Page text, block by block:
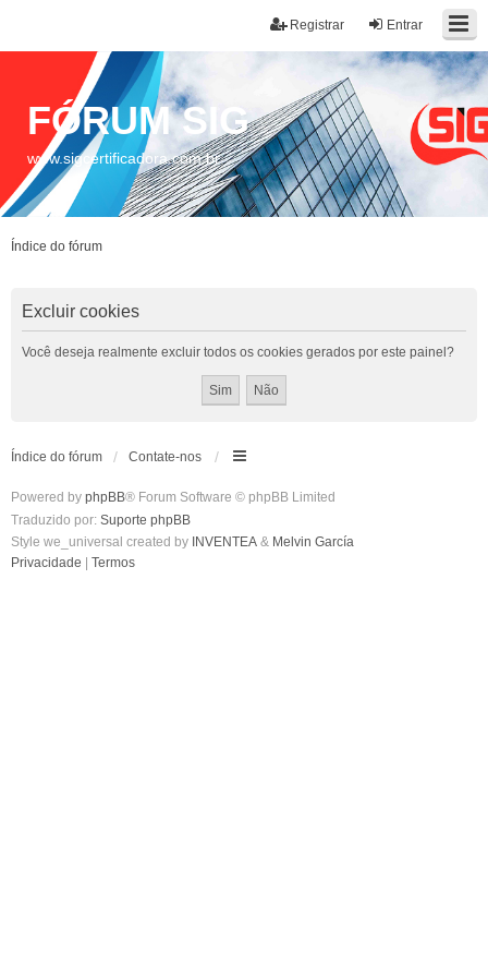
Entrar
Registrar
FÓRUM SIG
www.sigcertificadora.com.br
Índice do fórum
Excluir cookies
Você deseja realmente excluir todos os cookies gerados por este painel?
Índice do fórum Contate-nos
Powered by phpBB® Forum Software © phpBB Limited
Traduzido por: Suporte phpBB
Style we_universal created by INVENTEA & Melvin García
Privacidade
Termos